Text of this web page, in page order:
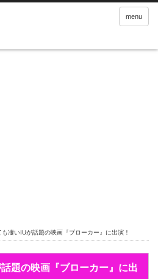
menu
凄いIUが話題の映画『ブローカー』に出演！
題の映画『ブローカー』に出